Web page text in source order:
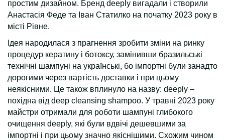
простим дизайном. Бренд deeply вигадали і створили
Анастасія Феде та Іван Статилко на початку 2023 року в
місті Рівне.
Ідея народилася з прагнення зробити зміни на ринку
процедур кератину і ботоксу, замінивши бразильські
технічні шампуні на українські, бо імпортні були занадто
дорогими через вартість доставки і при цьому
неякісними. Це також вплинуло на назву: deeply –
похідна від deep cleansing shampoo. У травні 2023 року
майстри отримали для роботи шампуні глибокого
очищення deeply, які були вдвічі дешевшими за
імпортні і при цьому значно якіснішими. Схожим чином